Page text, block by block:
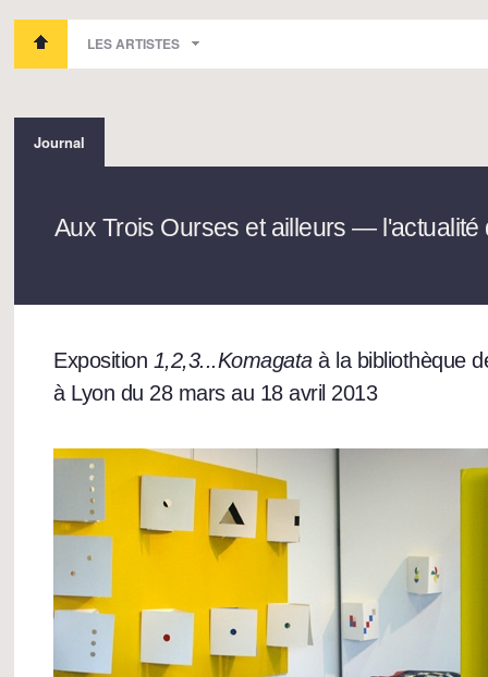
LES ARTISTES
Journal
Aux Trois Ourses et ailleurs — l'actualité
Exposition 1,2,3...Komagataà la bibliothèque
à Lyon du 28 mars au 18 avril 2013